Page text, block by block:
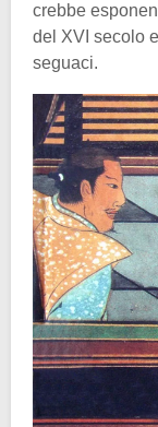
crebbe
del XVI secolo
seguaci.